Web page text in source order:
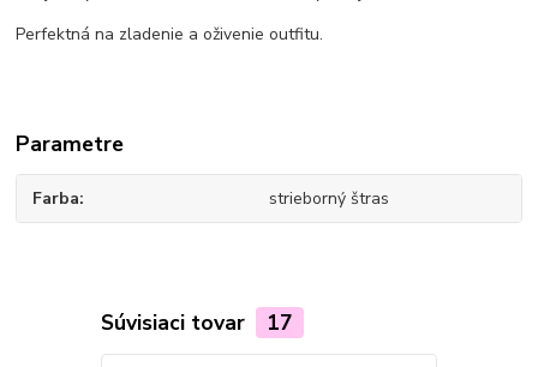
Perfektná na zladenie a oživenie outfitu.
Parametre
Farba strieborný štras
Súvisiaci tovar 17